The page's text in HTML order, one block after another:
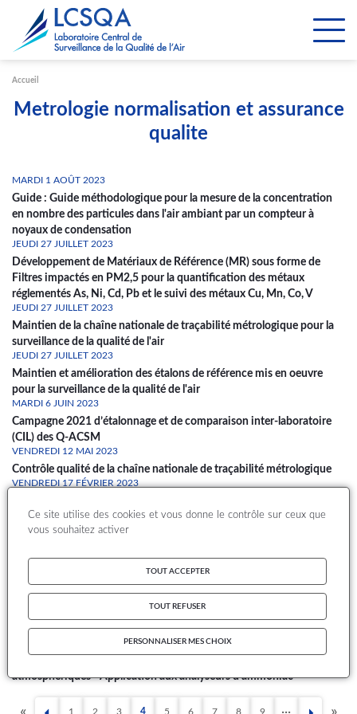
Accueil
Metrologie normalisation et assurance
qualite
MARDI 1 AOÛT 2023
Guide : Guide méthodologique pour la mesure de la concentration
en nombre des particules dans l'air ambiant par un compteur à
noyaux de condensation
JEUDI 27 JUILLET 2023
Développement de Matériaux de Référence (MR) sous forme de
Filtres impactés en PM2,5 pour la quantification des métaux
réglementés As, Ni, Cd, Pb et le suivi des métaux Cu, Mn, Co, V
JEUDI 27 JUILLET 2023
Maintien de la chaîne nationale de traçabilité métrologique pour la
surveillance de la qualité de l'air
JEUDI 27 JUILLET 2023
Maintien et amélioration des étalons de référence mis en oeuvre
pour la surveillance de la qualité de l'air
MARDI 6 JUIN 2023
Campagne 2021 d’étalonnage et de comparaison inter-laboratoire
(CIL) des Q-ACSM
VENDREDI 12 MAI 2023
Contrôle qualité de la chaîne nationale de traçabilité métrologique
VENDREDI 17 FÉVRIER 2023
nationale d’étalonnage des analyseurs de polluants atmosphériques
gazeux inorganiques
méthode de référence : résultats des campagnes 2019 à 2021
JEUDI 15 DÉCEMBRE 2022
d’Aérosols de Référence Portable
MARDI 18 OCTOBRE 2022
atmosphériques - Application aux analyseurs d’ammoniac
1 2 3 4 5 6 7 8 9
Paramétrer les cookies
Ce site utilise des cookies et vous donne le contrôle sur ceux que
vous souhaitez activer
TOUT ACCEPTER
TOUT REFUSER
PERSONNALISER MES CHOIX